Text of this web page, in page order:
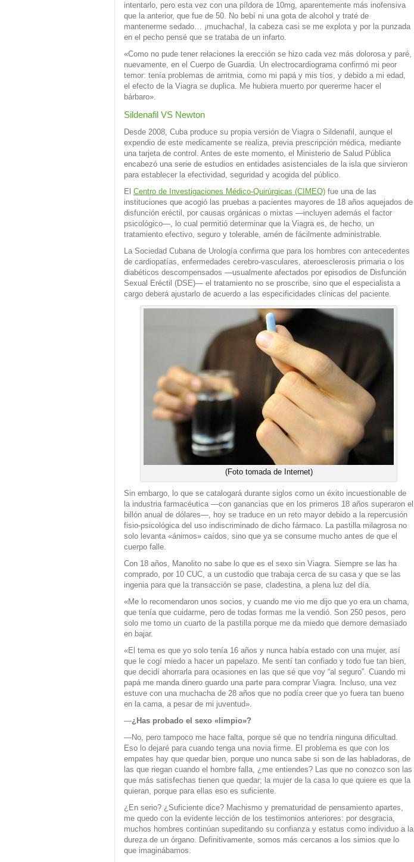
intentarlo, pero esta vez con una píldora de 10mg, aparentemente más inofensiva
que la anterior, que fue de 50. No bebí ni una gota de alcohol y traté de
mantenerme sedado… ¡muchacha!, la cabeza casi se me explota y por la punzada
en el pecho pensé que se trataba de un infarto.
«Como no pude tener relaciones la erección se hizo cada vez más dolorosa y paré,
nuevamente, en el Cuerpo de Guardia. Un electrocardiograma confirmó mi peor
temor: tenía problemas de arritmia, como mi papá y mis tíos, y debido a mi edad,
el efecto de la Viagra se duplica. Me hubiera muerto por quererme hacer el
bárbaro».
Sildenafil VS Newton
Desde 2008, Cuba produce su propia versión de Viagra o Sildenafil, aunque el
expendio de este medicamente se realiza, previa prescripción médica, mediante
una tarjeta de control. Antes de este momento, el Ministerio de Salud Pública
encabezó una serie de estudios en entidades asistenciales de la isla que sirvieron
para establecer la efectividad, seguridad y acogida del público.
El Centro de Investigaciones Médico-Quirúrgicas (CIMEQ) fue una de las
instituciones que acogió las pruebas a pacientes mayores de 18 años aquejados de
disfunción eréctil, por causas orgánicas o mixtas —incluyen además el factor
psicológico—, lo cual permitió determinar que la Viagra es, de hecho, un
tratamiento efectivo, seguro y tolerable, amén de fácilmente administrable.
La Sociedad Cubana de Urología confirma que para los hombres con antecedentes
de cardiopatías, enfermedades cerebro-vasculares, ateroesclerosis primaria o los
diabéticos descompensados —usualmente afectados por episodios de Disfunción
Sexual Eréctil (DSE)— el tratamiento no se proscribe, sino que el especialista a
cargo deberá ajustarlo de acuerdo a las especificidades clínicas del paciente.
(Foto tomada de Internet)
Sin embargo, lo que se catalogará durante siglos como un éxito incuestionable de
la industria farmacéutica —con ganancias que en los primeros 18 años superaron el
billón anual de dólares—, hoy se traduce en un reto mayor debido a la repercusión
fisio-psicológica del uso indiscriminado de dicho fármaco. La pastilla milagrosa no
solo levanta «ánimos» caídos, sino que ya se consume mucho antes de que el
cuerpo falle.
Con 18 años, Manolito no sabe lo que es el sexo sin Viagra. Siempre se las ha
comprado, por 10 CUC, a un custodio que trabaja cerca de su casa y que se las
ingenia para que la transacción se pase, cladestina, a plena luz del día.
«Me lo recomendaron unos socios, y cuando me vio me dijo que yo era un chama,
que tenía que cuidarme, pero de todas formas me la vendió. Son 250 pesos, pero
solo me tomo un cuarto de la pastilla porque me da miedo que demore demasiado
en bajar.
«El tema es que yo solo tenía 16 años y nunca había estado con una mujer, así
que le cogí miedo a hacer un papelazo. Me sentí tan confiado y todo fue tan bien,
que decidí ahorrarla para ocasiones en las que sé que voy “al seguro”. Cuando mi
papá me manda dinero guardo una parte para comprar Viagra. Incluso, una vez
estuve con una muchacha de 28 años que no podía creer que yo fuera tan bueno
en la cama, a pesar de mi juventud».
—¿Has probado el sexo «limpio»?
—No, pero tampoco me hace falta, porque sé que no tendría ninguna dificultad.
Eso lo dejaré para cuando tenga una novia firme. El problema es que con los
empates hay que quedar bien, porque uno nunca sabe si son de las habladoras, de
las que riegan cuando el hombre falla, ¿me entiendes? Las que no conozco son las
que más satisfechas tienen que quedar; la mujer de la casa lo que quiere es que la
quieran, porque para ellas eso es suficiente.
¿En serio? ¿Suficiente dice? Machismo y prematuridad de pensamiento apartes,
me quedo con la evidente lección de los testimonios anteriores: por desgracia,
muchos hombres continúan supeditando su confianza y estatus como individuo a la
dureza de un órgano. Definitivamente, somos más cercanos a los simios que lo
que imaginábamos.